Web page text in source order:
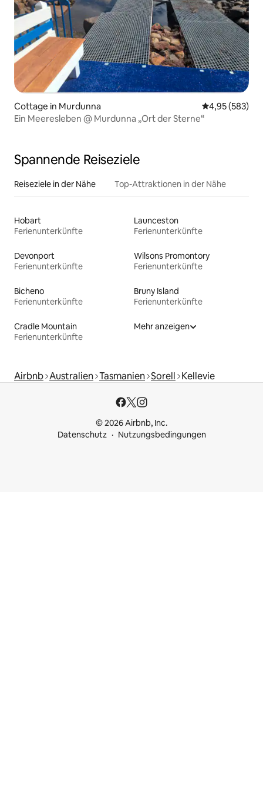
Cottage in Murdunna
4,95 (583)
Ein Meeresleben @ Murdunna „Ort der Sterne“
Spannende Reiseziele
Reiseziele in der Nähe Top-Attraktionen in der Nähe
Hobart
Ferienunterkünfte
Launceston
Ferienunterkünfte
Devonport
Ferienunterkünfte
Wilsons Promontory
Ferienunterkünfte
Bicheno
Ferienunterkünfte
Bruny Island
Ferienunterkünfte
Cradle Mountain
Ferienunterkünfte
Mehr anzeigen
Airbnb Australien Tasmanien Sorell Kellevie
© 2026 Airbnb, Inc.
Datenschutz
Nutzungsbedingungen